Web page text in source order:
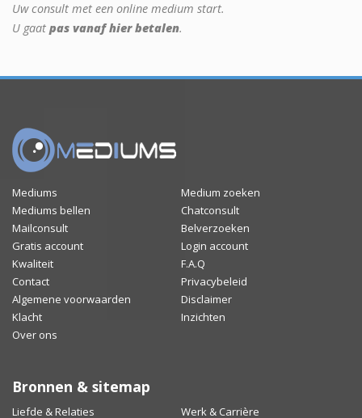
Uw consult met een online medium start.
U gaat pas vanaf hier betalen.
Mediums
Medium zoeken
Mediums bellen
Chatconsult
Mailconsult
Belverzoeken
Gratis account
Login account
Kwaliteit
F.A.Q
Contact
Privacybeleid
Algemene voorwaarden
Disclaimer
Klacht
Inzichten
Over ons
Bronnen & sitemap
Liefde & Relaties Werk & Carrière